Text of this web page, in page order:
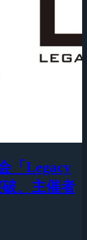
「Legacy
、主催者